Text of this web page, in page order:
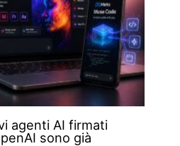
agenti AI firmati
sono già